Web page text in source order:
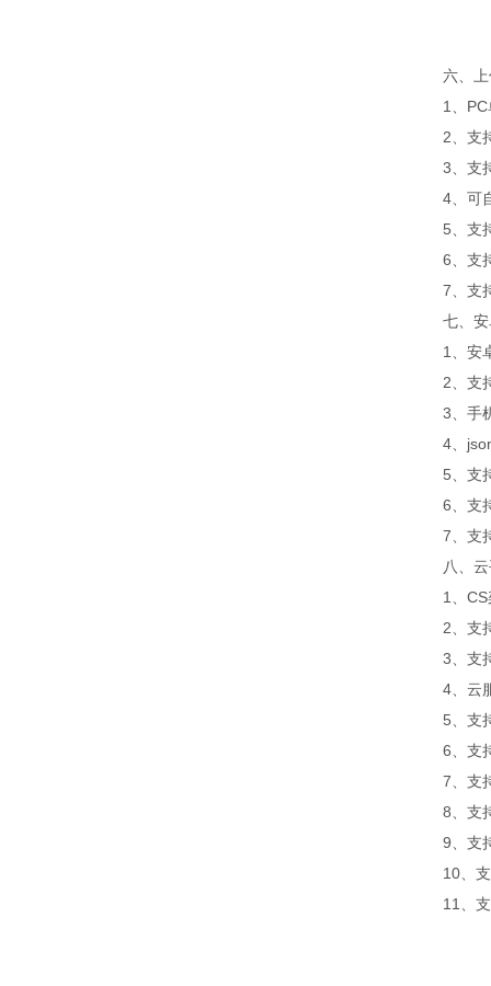
六、上
1、PC单
2、支持
3、支持
4、可自
5、支持
6、支持
7、支持
七、安
1、安卓
2、支持
3、手机
4、json
5、支持
6、支持
7、支持
八、云
1、CS架
2、支持
3、支持
4、云服
5、支持
6、支持
7、支持
8、支持
9、支持
10、支
11、支